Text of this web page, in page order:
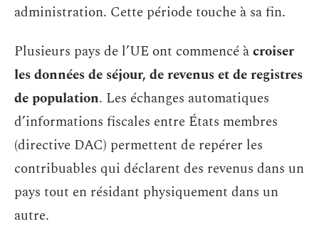
administration. Cette période touche à sa fin.
Plusieurs pays de l’UE ont commencé àcroiser
les données de séjour, de revenus et de registres
de population. Les échanges automatiques
d’informations fiscales entre États membres
(directive DAC) permettent de repérer les
contribuables qui déclarent des revenus dans un
pays tout en résidant physiquement dans un
autre.